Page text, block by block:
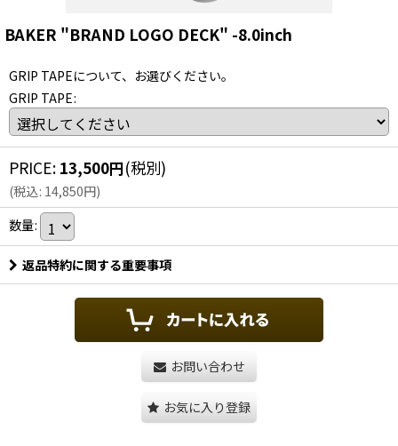
BAKER "BRAND LOGO DECK" -8.0inch
GRIP TAPEについて、お選びください。
GRIP TAPE:
PRICE: 13,500円(税別)
(税込: 14,850円)
数量:
返品特約に関する重要事項
お問い合わせ
お気に入り登録